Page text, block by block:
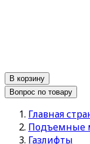
В корзину
Вопрос по товару
Главная
Подъемные
Газлифты